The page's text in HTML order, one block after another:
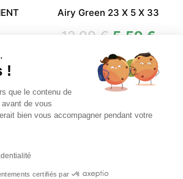
Airy Green 23 X 5 X 33
12,99 € 5,59 €
Comment ça marche ?
!
que le contenu de
de vous
bien vous accompagner pendant votre
certifiés par